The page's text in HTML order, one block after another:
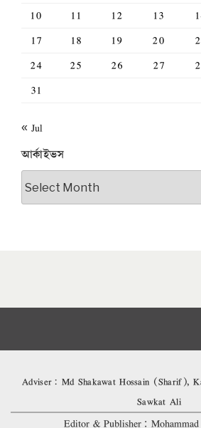
10
11 12 13
17
18 19 20
24
25 26 27
31
« Jul
আর্কাইভস
আর্কাইভস
Adviser: Md Shakawat Hossain (Sharif),
Sawkat Ali
Editor & Publisher: